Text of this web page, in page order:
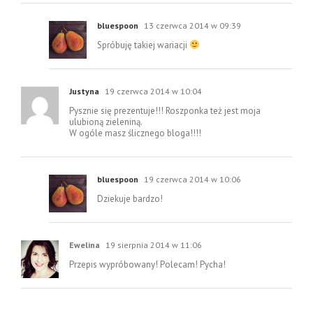
bluespoon 13 czerwca 2014 w 09:39
Spróbuję takiej wariacji
Justyna 19 czerwca 2014 w 10:04
Pysznie się prezentuje!!! Roszponka też jest moja
ulubioną zieleniną.
W ogóle masz ślicznego bloga!!!!
bluespoon 19 czerwca 2014 w 10:06
Dziekuje bardzo!
Ewelina 19 sierpnia 2014 w 11:06
Przepis wypróbowany! Polecam! Pycha!